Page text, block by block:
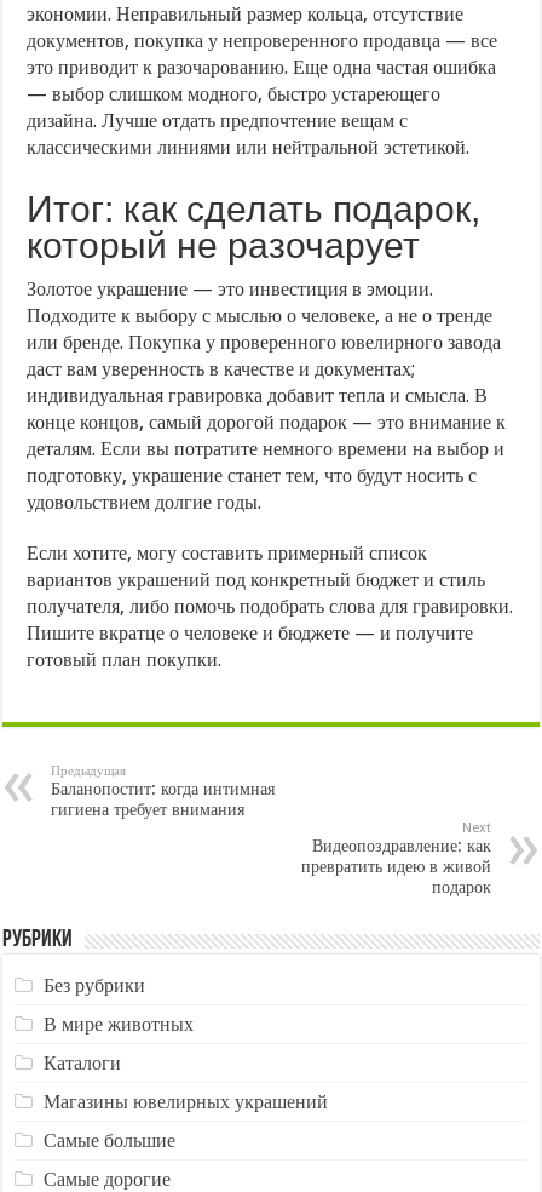
экономии. Неправильный размер кольца, отсутствие
документов, покупка у непроверенного продавца — все
это приводит к разочарованию. Еще одна частая ошибка
— выбор слишком модного, быстро устареющего
дизайна. Лучше отдать предпочтение вещам с
классическими линиями или нейтральной эстетикой.
Итог: как сделать подарок,
который не разочарует
Золотое украшение — это инвестиция в эмоции.
Подходите к выбору с мыслью о человеке, а не о тренде
или бренде. Покупка у проверенного ювелирного завода
даст вам уверенность в качестве и документах;
индивидуальная гравировка добавит тепла и смысла. В
конце концов, самый дорогой подарок — это внимание к
деталям. Если вы потратите немного времени на выбор и
подготовку, украшение станет тем, что будут носить с
удовольствием долгие годы.
Если хотите, могу составить примерный список
вариантов украшений под конкретный бюджет и стиль
получателя, либо помочь подобрать слова для гравировки.
Пишите вкратце о человеке и бюджете — и получите
готовый план покупки.
Предыдущая
Баланопостит: когда интимная
гигиена требует внимания
Next
Видеопоздравление: как
превратить идею в живой
подарок
Рубрики
Без рубрики
В мире животных
Каталоги
Магазины ювелирных украшений
Самые большие
Самые дорогие